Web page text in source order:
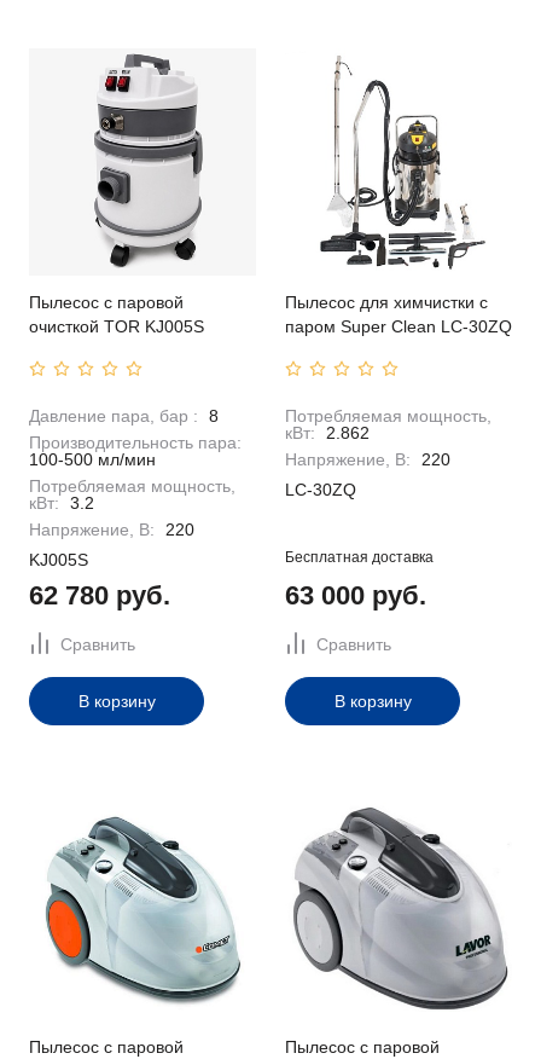
Пылесос с паровой
очисткой TOR KJ005S
Давление пара, бар :
8
Производительность пара:
100-500 мл/мин
Потребляемая мощность,
кВт:
3.2
Напряжение, В:
220
KJ005S
62 780 руб.
Сравнить
В корзину
Пылесос для химчистки с
паром Super Clean LC-30ZQ
Потребляемая мощность,
кВт:
2.862
Напряжение, В:
220
LC-30ZQ
Бесплатная доставка
63 000 руб.
Сравнить
В корзину
Пылесос с паровой
Пылесос с паровой